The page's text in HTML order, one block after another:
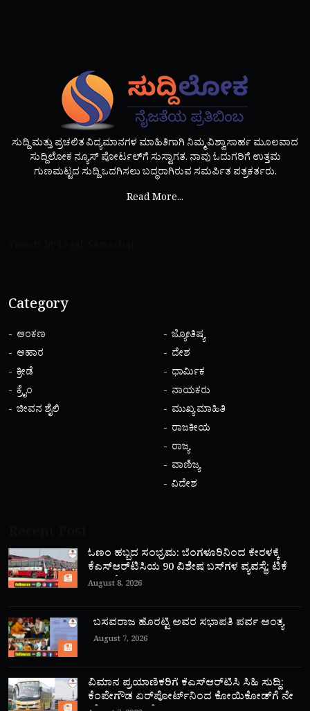
ಸುದ್ದಿ ಮತ್ತು ಪ್ರಚಲಿತ ವಿದ್ಯಮಾನಗಳ ಮಾಹಿತಿಗಾಗಿ ನಿಮ್ಮ ವಿಶ್ವಾಸಾರ್ಹ ಮೂಲವಾದ
ಸುದ್ದಿಲೋಕ ನ್ಯೂಸ್ ಪೋರ್ಟಲ್‌ಗೆ ಸುಸ್ವಾಗತ. ನಾವು ಓದುಗರಿಗೆ ಉತ್ತಮ
ಗುಣಮಟ್ಟದ ಸುದ್ದಿ ಒದಗಿಸಲು ಬದ್ಧರಾಗಿರುವ ಸಮರ್ಪಿತ ಪತ್ರಕರ್ತರು.
Read More...
Category
ಅಂಕಣ
ಆಹಾರ
ಕ್ರೀಡೆ
ಕ್ರೈಂ
ಜೀವನ ಶೈಲಿ
ಜ್ಯೋತಿಷ್ಯ
ದೇಶ
ಧಾರ್ಮಿಕ
ನಾಯಕರು
ಮುಖ್ಯ ಮಾಹಿತಿ
ರಾಜಕೀಯ
ರಾಜ್ಯ
ವಾಣಿಜ್ಯ
ವಿದೇಶ
ಓಣಂ ಹಬ್ಬದ ಸಂಭ್ರಮ: ಬೆಂಗಳೂರಿನಿಂದ ಕೇರಳಕ್ಕೆ
ಕೆಎಸ್‌ಆರ್‌ಟಿಸಿಯ 90 ವಿಶೇಷ ಬಸ್‌ಗಳ ವ್ಯವಸ್ಥೆ; ಟಿಕೆಟ್
ದರದಲ್ಲಿ ಭರ್ಜರಿ ರಿಯಾಯಿತಿ!
August 8, 2026
ಬಸವರಾಜ ಹೊರಟ್ಟಿ ಅವರ ಸಭಾಪತಿ ಪರ್ವ ಅಂತ್ಯ
August 7, 2026
ವಿಮಾನ ಪ್ರಯಾಣಿಕರಿಗೆ ಕೆಎಸ್‌ಆರ್‌ಟಿಸಿ ಸಿಹಿ ಸುದ್ದಿ:
ಕೆಂಪೇಗೌಡ ಏರ್‌ಪೋರ್ಟ್‌ನಿಂದ ಕೋಯಿಕೋಡ್‌ಗೆ ನೇರ